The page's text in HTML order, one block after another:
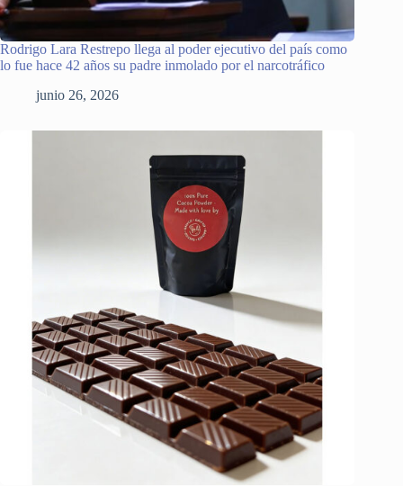
Rodrigo Lara Restrepo llega al poder ejecutivo del país como
lo fue hace 42 años su padre inmolado por el narcotráfico
junio 26, 2026